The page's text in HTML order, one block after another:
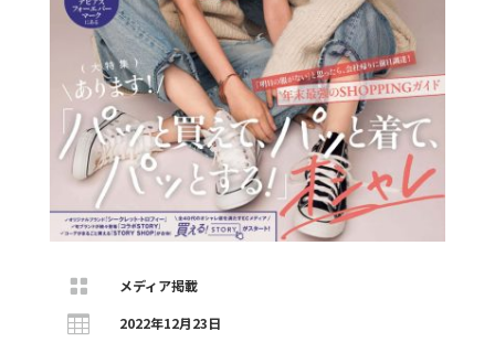
 メディア掲載
 2022年12月23日